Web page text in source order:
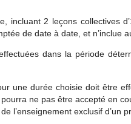
incluant 2 leçons collectives
de date à date, et n’inclue
dans la période
une durée choisie doit être
pourra ne pas être accepté en
l’enseignement exclusif d’un